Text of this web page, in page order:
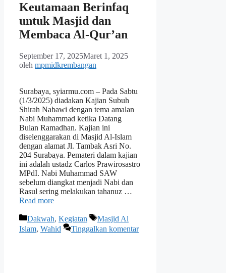
Keutamaan Berinfaq
untuk Masjid dan
Membaca Al-Qur’an
September 17, 2025Maret 1, 2025
oleh mpmidkrembangan
Surabaya, syiarmu.com – Pada Sabtu
(1/3/2025) diadakan Kajian Subuh
Shirah Nabawi dengan tema amalan
Nabi Muhammad ketika Datang
Bulan Ramadhan. Kajian ini
diselenggarakan di Masjid Al-Islam
dengan alamat Jl. Tambak Asri No.
204 Surabaya. Pemateri dalam kajian
ini adalah ustadz Carlos Prawirosastro
MPdI. Nabi Muhammad SAW
sebelum diangkat menjadi Nabi dan
Rasul sering melakukan tahanuz …
Read more
Kategori
Dakwah, Kegiatan Tag
Masjid Al
Islam, Wahid Tinggalkan komentar